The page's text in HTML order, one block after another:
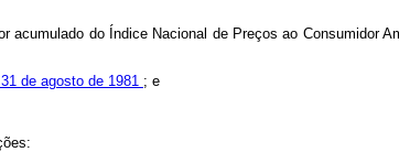
do Índice Nacional de Preços ao Consumidor
de agosto de 1981 ; e